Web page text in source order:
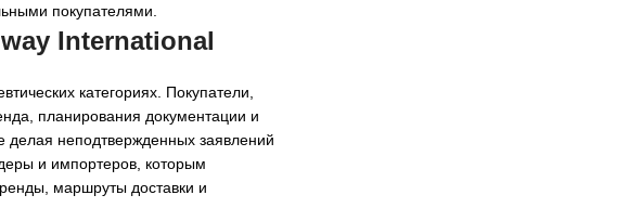
покупателями.
International
категориях. Покупатели,
планирования документации и
делая неподтвержденных заявлений
и импортеров, которым
маршруты доставки и